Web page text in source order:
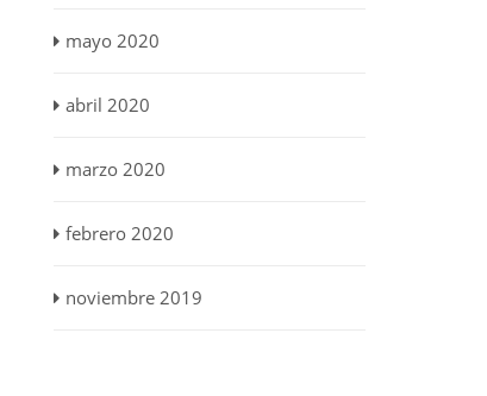
mayo 2020
abril 2020
marzo 2020
febrero 2020
noviembre 2019